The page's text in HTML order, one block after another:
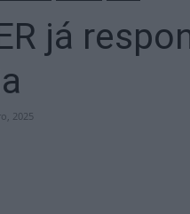
já
2025